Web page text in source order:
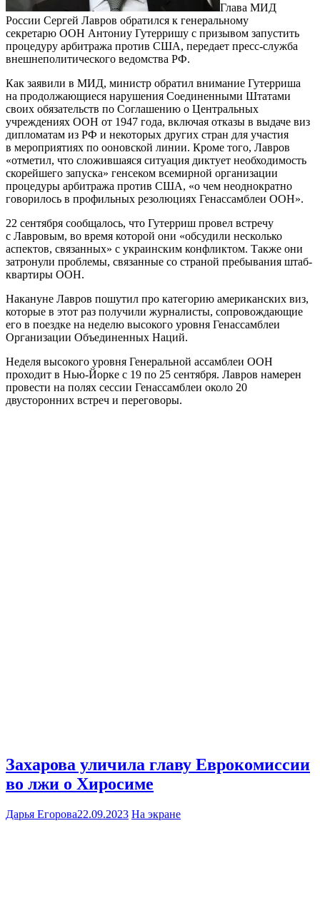
Глава МИД
России Сергей Лавров обратился к генеральному
секретарю ООН Антониу Гутерришу с призывом запустить
процедуру арбитража против США, передает пресс-служба
внешнеполитического ведомства РФ.
Как заявили в МИД, министр обратил внимание Гутерриша
на продолжающиеся нарушения Соединенными Штатами
своих обязательств по Соглашению о Центральных
учреждениях ООН от 1947 года, включая отказы в выдаче виз
дипломатам из РФ и некоторых других стран для участия
в мероприятиях по ооновской линии. Кроме того, Лавров
«отметил, что сложившаяся ситуация диктует необходимость
скорейшего запуска» генсеком всемирной организации
процедуры арбитража против США, «о чем неоднократно
говорилось в профильных резолюциях Генассамблеи ООН».
22 сентября сообщалось, что Гутерриш провел встречу
с Лавровым, во время которой они «обсудили несколько
аспектов, связанных» с украинским конфликтом. Также они
затронули проблемы, связанные со страной пребывания штаб-
квартиры ООН.
Накануне Лавров пошутил про категорию американских виз,
которые в этот раз получили журналисты, сопровождающие
его в поездке на неделю высокого уровня Генассамблеи
Организации Объединенных Наций.
Неделя высокого уровня Генеральной ассамблеи ООН
проходит в Нью-Йорке с 19 по 25 сентября. Лавров намерен
провести на полях сессии Генассамблеи около 20
двусторонних встреч и переговоры.
Захарова уличила главу Еврокомиссии
во лжи о Хиросиме
Дарья Егорова22.09.2023 На экране